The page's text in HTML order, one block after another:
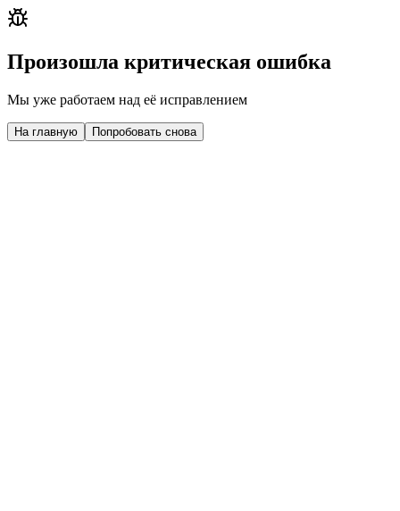
Произошла критическая ошибка
Мы уже работаем над её исправлением
На главную Попробовать снова